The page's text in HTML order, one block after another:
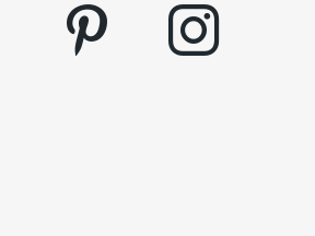
pinterest instagram